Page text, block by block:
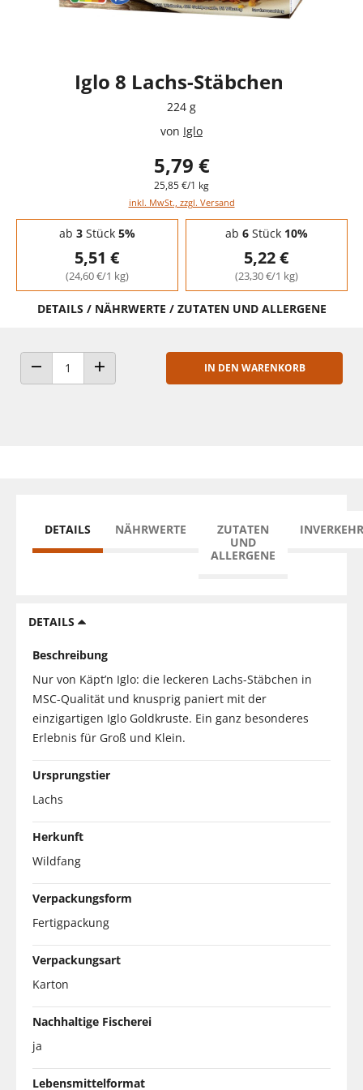
Iglo 8 Lachs-Stäbchen
224 g
von Iglo
5,79 €
25,85 €/1 kg
inkl. MwSt., zzgl. Versand
Staffelpreise - Mengenrabatt
ab 3Stück 5%
5,51 €
(24,60 €/1 kg)
ab 6Stück 10%
5,22 €
(23,30 €/1 kg)
DETAILS / NÄHRWERTE / ZUTATEN UND ALLERGENE
ANZAHL VERRINGERNANZAHL ERHÖHEN
IN DEN WARENKORB
DETAILS NÄHRWERTE
ZUTATEN
UND
ALLERGENE
DETAILS
Beschreibung
Nur von Käpt’n Iglo: die leckeren Lachs-Stäbchen in
MSC-Qualität und knusprig paniert mit der
einzigartigen Iglo Goldkruste. Ein ganz besonderes
Erlebnis für Groß und Klein.
Ursprungstier
Lachs
Herkunft
Wildfang
Verpackungsform
Fertigpackung
Verpackungsart
Karton
Nachhaltige Fischerei
ja
Lebensmittelformat